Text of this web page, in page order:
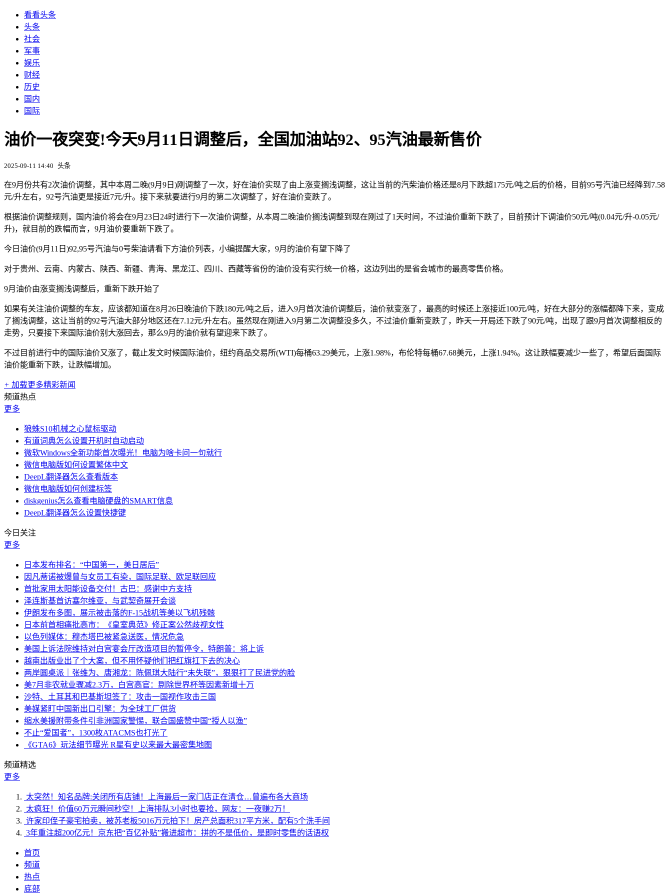
看看头条
头条
社会
军事
娱乐
财经
历史
国内
国际
油价一夜突变!今天9月11日调整后，全国加油站92、95汽油最新售价
2025-09-11 14:40 头条
在9月份共有2次油价调整，其中本周二晚(9月9日)刚调整了一次，好在油价实现了由上涨变搁浅调整，这让当前的汽柴油价格还是8月下跌超175元/吨之后的价格，目前95号汽油已经降到7.58
元/升左右，92号汽油更是接近7元/升。接下来就要进行9月的第二次调整了，好在油价变跌了。
根据油价调整规则，国内油价将会在9月23日24时进行下一次油价调整，从本周二晚油价搁浅调整到现在刚过了1天时间，不过油价重新下跌了，目前预计下调油价50元/吨(0.04元/升-0.05元/
升)，就目前的跌幅而言，9月油价要重新下跌了。
今日油价(9月11日)92,95号汽油与0号柴油请看下方油价列表，小编提醒大家，9月的油价有望下降了
对于贵州、云南、内蒙古、陕西、新疆、青海、黑龙江、四川、西藏等省份的油价没有实行统一价格，这边列出的是省会城市的最高零售价格。
9月油价由涨变搁浅调整后，重新下跌开始了
如果有关注油价调整的车友，应该都知道在8月26日晚油价下跌180元/吨之后，进入9月首次油价调整后，油价就变涨了，最高的时候还上涨接近100元/吨，好在大部分的涨幅都降下来，变成
了搁浅调整，这让当前的92号汽油大部分地区还在7.12元/升左右。虽然现在刚进入9月第二次调整没多久，不过油价重新变跌了，昨天一开局还下跌了90元/吨，出现了跟9月首次调整相反的
走势，只要接下来国际油价别大涨回去，那么9月的油价就有望迎来下跌了。
不过目前进行中的国际油价又涨了，截止发文时候国际油价，纽约商品交易所(WTI)每桶63.29美元，上涨1.98%，布伦特每桶67.68美元，上涨1.94%。这让跌幅要减少一些了，希望后面国际
油价能重新下跌，让跌幅增加。
+ 加载更多精彩新闻
频道热点
更多
狼蛛S10机械之心鼠标驱动
有道词典怎么设置开机时自动启动
微软Windows全新功能首次曝光！电脑为啥卡问一句就行
微信电脑版如何设置繁体中文
DeepL翻译器怎么查看版本
微信电脑版如何创建标签
diskgenius怎么查看电脑硬盘的SMART信息
DeepL翻译器怎么设置快捷键
今日关注
更多
日本发布排名：“中国第一，美日居后”
因凡蒂诺被爆曾与女员工有染，国际足联、欧足联回应
首批家用太阳能设备交付！古巴：感谢中方支持
泽连斯基首访塞尔维亚，与武契奇展开会谈
伊朗发布多图，展示被击落的F-15战机等美以飞机残骸
日本前首相痛批高市：《皇室典范》修正案公然歧视女性
以色列媒体：穆杰塔巴被紧急送医，情况危急
美国上诉法院维持对白宫宴会厅改造项目的暂停令，特朗普：将上诉
越南出版业出了个大案，但不用怀疑他们把红旗扛下去的决心
两岸圆桌派｜张维为、唐湘龙：陈佩琪大陆行“未失联”，狠狠打了民进党的脸
美7月非农就业骤减2.3万，白宫高官：剔除世界杯等因素新增十万
沙特、土耳其和巴基斯坦签了：攻击一国视作攻击三国
美媒紧盯中国新出口引擎：为全球工厂供货
缩水美援附带条件引非洲国家警惕，联合国盛赞中国“授人以渔”
不止“爱国者”，1300枚ATACMS也打光了
《GTA6》玩法细节曝光 R星有史以来最大最密集地图
频道精选
更多
太突然！知名品牌:关闭所有店铺！上海最后一家门店正在清仓…曾遍布各大商场
太疯狂！价值60万元瞬间秒空！上海排队3小时也要抢，网友：一夜赚2万！
许家印侄子豪宅拍卖，被苏老板5016万元拍下！房产总面积317平方米，配有5个洗手间
3年重注超200亿元！京东把“百亿补贴”搬进超市：拼的不是低价，是即时零售的话语权
首页
频道
热点
底部